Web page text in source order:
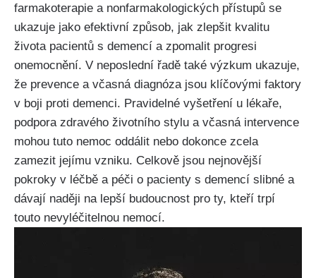
farmakoterapie a nonfarmakologických přístupů se
ukazuje jako efektivní způsob, jak zlepšit kvalitu
života pacientů s demencí a zpomalit progresi
onemocnění. V neposlední řadě také výzkum ukazuje,
že prevence a včasná diagnóza jsou klíčovými faktory
v boji proti demenci. Pravidelné vyšetření u lékaře,
podpora zdravého životního stylu a včasná intervence
mohou tuto nemoc oddálit nebo dokonce zcela
zamezit jejímu vzniku. Celkově jsou nejnovější
pokroky v léčbě a péči o pacienty s demencí slibné a
dávají naději na lepší budoucnost pro ty, kteří trpí
touto nevyléčitelnou nemocí.